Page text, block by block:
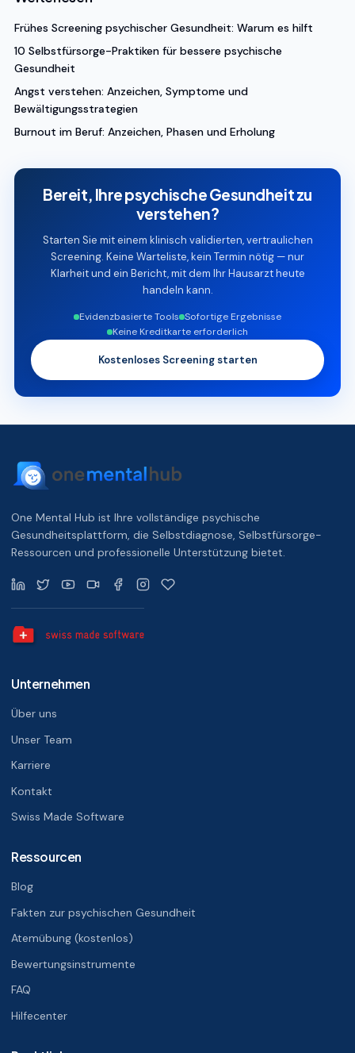
Frühes Screening psychischer Gesundheit: Warum es hilft
10 Selbstfürsorge-Praktiken für bessere psychische
Gesundheit
Angst verstehen: Anzeichen, Symptome und
Bewältigungsstrategien
Burnout im Beruf: Anzeichen, Phasen und Erholung
Bereit, Ihre psychische Gesundheit zu
verstehen?
Starten Sie mit einem klinisch validierten, vertraulichen
Screening. Keine Warteliste, kein Termin nötig — nur
Klarheit und ein Bericht, mit dem Ihr Hausarzt heute
handeln kann.
Evidenzbasierte Tools Sofortige Ergebnisse
Keine Kreditkarte erforderlich
Kostenloses Screening starten
One Mental Hub ist Ihre vollständige psychische
Gesundheitsplattform, die Selbstdiagnose, Selbstfürsorge-
Ressourcen und professionelle Unterstützung bietet.
Unternehmen
Über uns
Unser Team
Karriere
Kontakt
Swiss Made Software
Ressourcen
Blog
Fakten zur psychischen Gesundheit
Atemübung (kostenlos)
Bewertungsinstrumente
FAQ
Hilfecenter